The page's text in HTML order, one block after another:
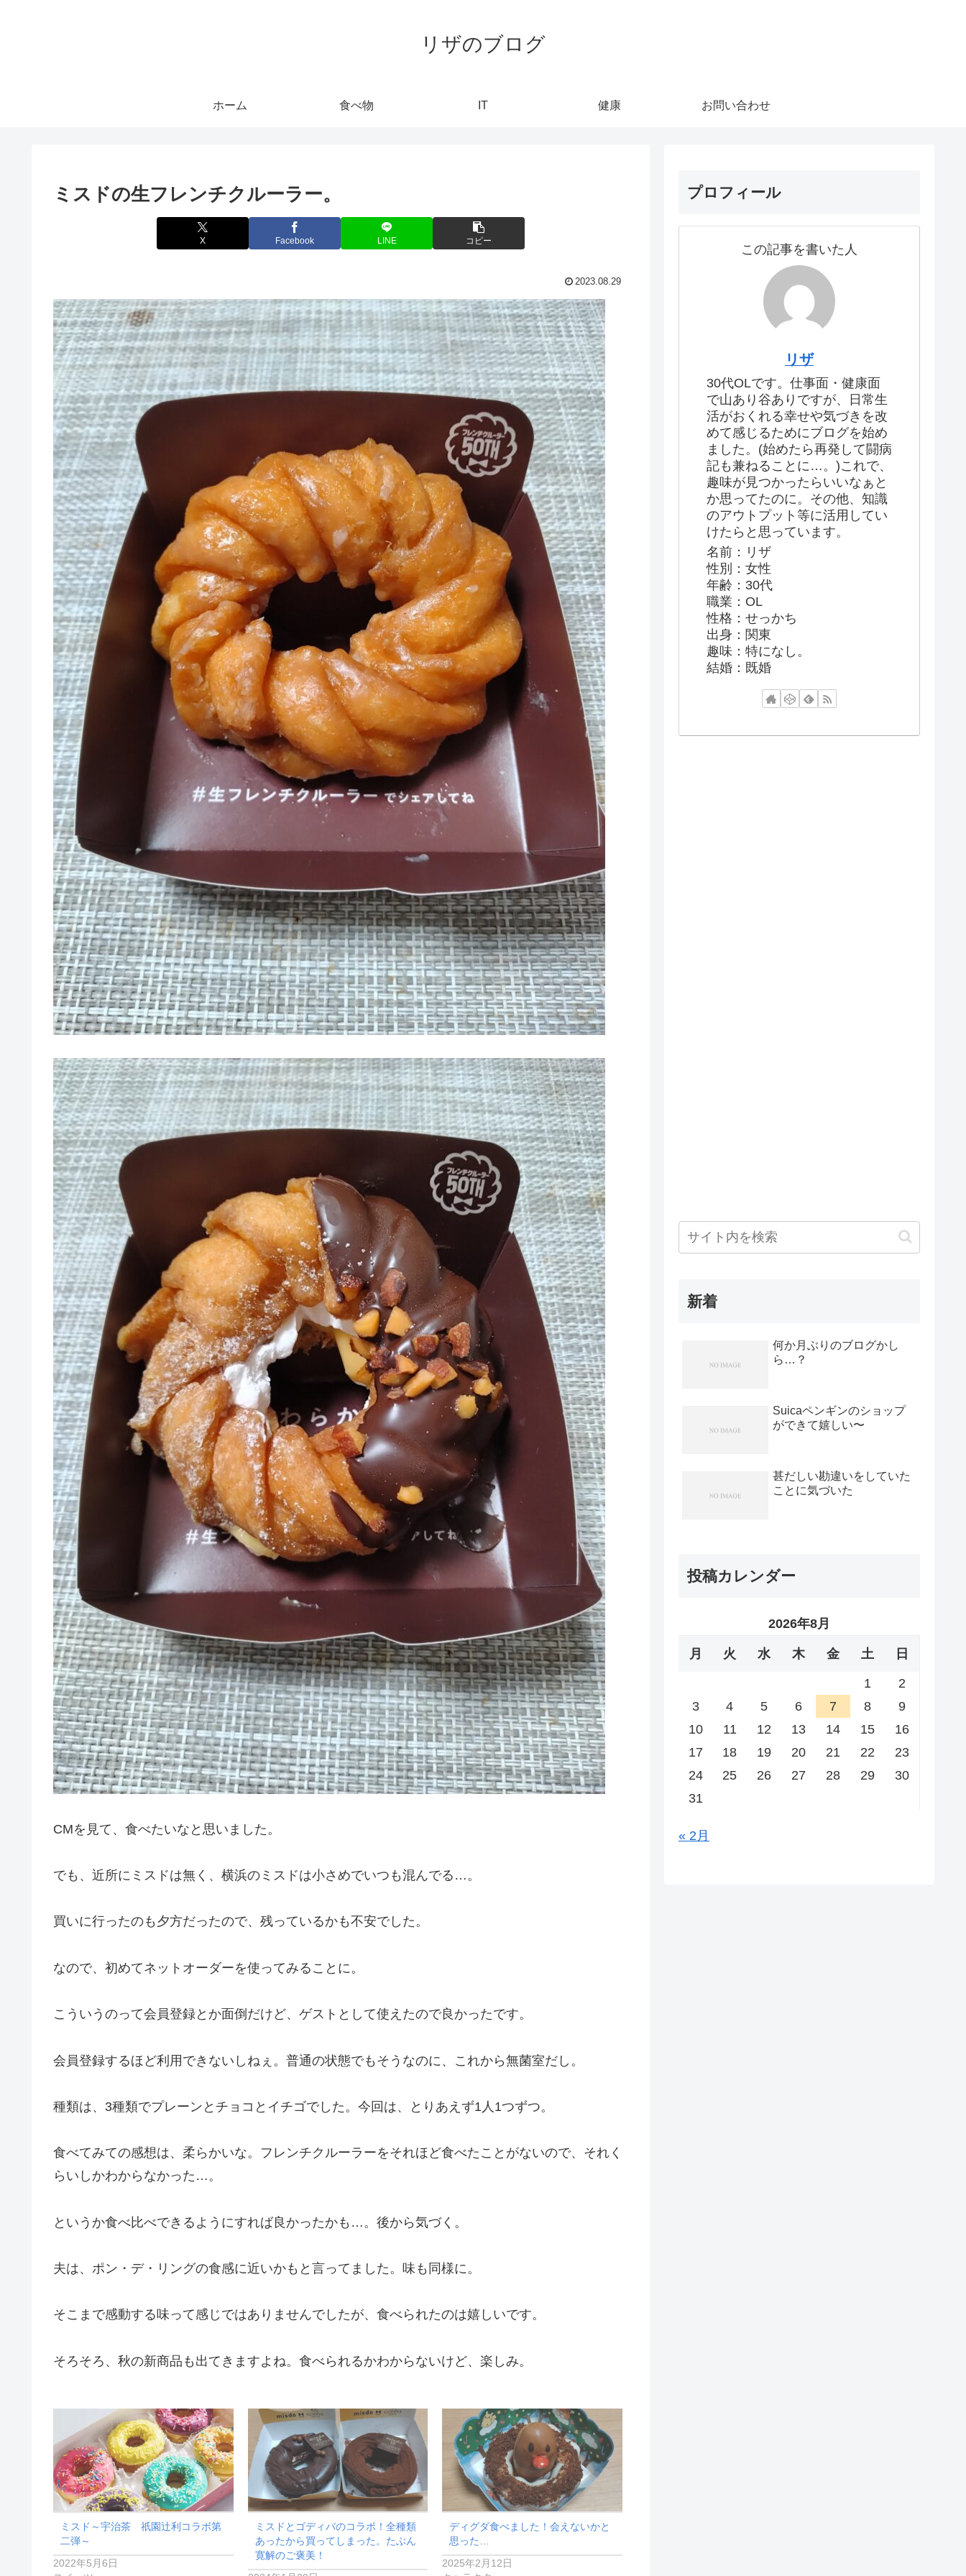
リザのブログ
ホーム 食べ物 IT 健康 お問い合わせ
ミスドの生フレンチクルーラー。
X Facebook LINE コピー
2023.08.29
CMを見て、食べたいなと思いました。
でも、近所にミスドは無く、横浜のミスドは小さめでいつも混んでる…。
買いに行ったのも夕方だったので、残っているかも不安でした。
なので、初めてネットオーダーを使ってみることに。
こういうのって会員登録とか面倒だけど、ゲストとして使えたので良かったです。
会員登録するほど利用できないしねぇ。普通の状態でもそうなのに、これから無菌室だし。
種類は、3種類でプレーンとチョコとイチゴでした。今回は、とりあえず1人1つずつ。
食べてみての感想は、柔らかいな。フレンチクルーラーをそれほど食べたことがないので、それく
らいしかわからなかった…。
というか食べ比べできるようにすれば良かったかも…。後から気づく。
夫は、ポン・デ・リングの食感に近いかもと言ってました。味も同様に。
そこまで感動する味って感じではありませんでしたが、食べられたのは嬉しいです。
そろそろ、秋の新商品も出てきますよね。食べられるかわからないけど、楽しみ。
ミスド～宇治茶 祇園辻利コラボ第
二弾～
2022年5月6日
ミスドとゴディバのコラボ！全種類
あったから買ってしまった。たぶん
寛解のご褒美！
ディグダ食べました！会えないかと
思った…
2025年2月12日
プロフィール
この記事を書いた人
リザ
30代OLです。仕事面・健康面
で山あり谷ありですが、日常生
活がおくれる幸せや気づきを改
めて感じるためにブログを始め
ました。(始めたら再発して闘病
記も兼ねることに…。)これで、
趣味が見つかったらいいなぁと
か思ってたのに。その他、知識
のアウトプット等に活用してい
けたらと思っています。
名前：リザ
性別：女性
年齢：30代
職業：OL
性格：せっかち
出身：関東
趣味：特になし。
結婚：既婚
新着
何か月ぶりのブログかし
ら…？
Suicaペンギンのショップ
ができて嬉しい〜
甚だしい勘違いをしていた
ことに気づいた
投稿カレンダー
2026年8月
月 火 水 木 金 土 日
1
2
3
4 5 6 7 8
9
10
11 12 13 14 15
16
17
18 19 20 21 22
23
24
25 26 27 28 29
30
31
« 2月